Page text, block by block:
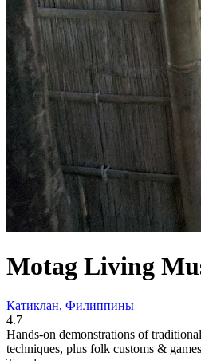
Motag Living
Катиклан, Филиппины
4.7
Hands-on demonstrations of
techniques, plus folk customs &